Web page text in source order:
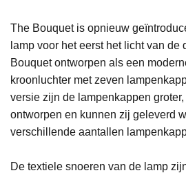
The Bouquet is opnieuw
lamp voor het eerst het licht van de
Bouquet ontworpen als een
kroonluchter met zeven
versie zijn de lampenkappen
ontworpen en kunnen zij geleverd
verschillende aantallen
De textiele snoeren van de lamp